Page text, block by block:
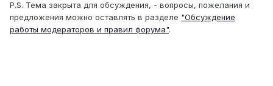
P.S. Тема закрыта для обсуждения, - вопросы, пожелания и
предложения можно оставлять в разделе "Обсуждение
работы модераторов и правил форума".